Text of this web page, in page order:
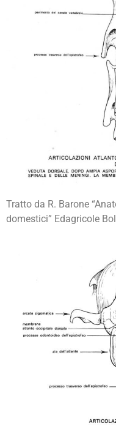
Tratto da R. Barone
domestici” Edagricole